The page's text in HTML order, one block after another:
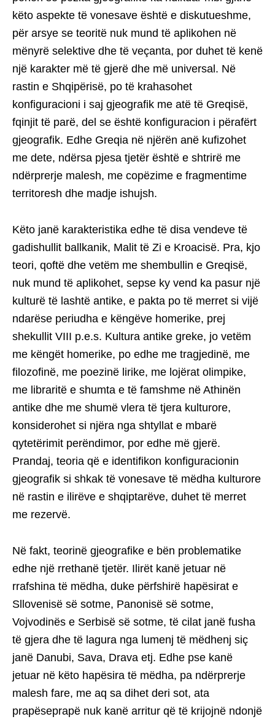
këto aspekte të vonesave është e diskutueshme,
për arsye se teoritë nuk mund të aplikohen në
mënyrë selektive dhe të veçanta, por duhet të kenë
një karakter më të gjerë dhe më universal. Në
rastin e Shqipërisë, po të krahasohet
konfiguracioni i saj gjeografik me atë të Greqisë,
fqinjit të parë, del se është konfiguracion i përafërt
gjeografik. Edhe Greqia në njërën anë kufizohet
me dete, ndërsa pjesa tjetër është e shtrirë me
ndërprerje malesh, me copëzime e fragmentime
territoresh dhe madje ishujsh.
Këto janë karakteristika edhe të disa vendeve të
gadishullit ballkanik, Malit të Zi e Kroacisë. Pra, kjo
teori, qoftë dhe vetëm me shembullin e Greqisë,
nuk mund të aplikohet, sepse ky vend ka pasur një
kulturë të lashtë antike, e pakta po të merret si vijë
ndarëse periudha e këngëve homerike, prej
shekullit VIII p.e.s. Kultura antike greke, jo vetëm
me këngët homerike, po edhe me tragjedinë, me
filozofinë, me poezinë lirike, me lojërat olimpike,
me libraritë e shumta e të famshme në Athinën
antike dhe me shumë vlera të tjera kulturore,
konsiderohet si njëra nga shtyllat e mbarë
qytetërimit perëndimor, por edhe më gjerë.
Prandaj, teoria që e identifikon konfiguracionin
gjeografik si shkak të vonesave të mëdha kulturore
në rastin e ilirëve e shqiptarëve, duhet të merret
me rezervë.
Në fakt, teorinë gjeografike e bën problematike
edhe një rrethanë tjetër. Ilirët kanë jetuar në
rrafshina të mëdha, duke përfshirë hapësirat e
Sllovenisë së sotme, Panonisë së sotme,
Vojvodinës e Serbisë së sotme, të cilat janë fusha
të gjera dhe të lagura nga lumenj të mëdhenj siç
janë Danubi, Sava, Drava etj. Edhe pse kanë
jetuar në këto hapësira të mëdha, pa ndërprerje
malesh fare, me aq sa dihet deri sot, ata
prapëseprapë nuk kanë arritur që të krijojnë ndonjë